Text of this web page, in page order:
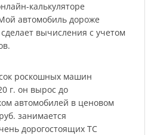
калькуляторе
автомобиль дороже
вычисления с учетом
роскошных машин
г. он вырос до
автомобилей в ценовом
занимается
дорогостоящих ТС